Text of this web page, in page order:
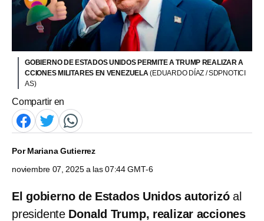
GOBIERNO DE ESTADOS UNIDOS PERMITE A TRUMP REALIZAR A
CCIONES MILITARES EN VENEZUELA(EDUARDO DÍAZ / SDPNOTICI
AS)
Compartir en
PorMariana Gutierrez
noviembre 07, 2025 a las 07:44 GMT-6
El gobierno de Estados Unidos autorizó al
presidente Donald Trump, realizar acciones